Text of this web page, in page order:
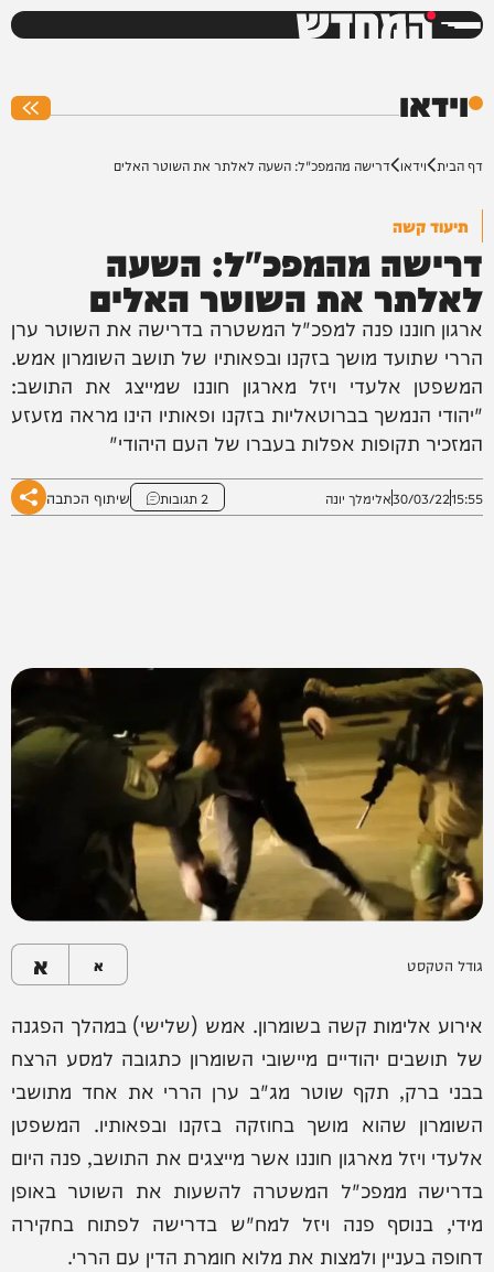
המחדש
וידאו
דף הבית וידאו דרישה מהמפכ"ל: השעה לאלתר את השוטר האלים
תיעוד קשה
דרישה מהמפכ"ל: השעה
לאלתר את השוטר האלים
ארגון חוננו פנה למפכ"ל המשטרה בדרישה את השוטר ערן
הררי שתועד מושך בזקנו ובפאותיו של תושב השומרון אמש.
המשפטן אלעדי ויזל מארגון חוננו שמייצג את התושב:
"יהודי הנמשך בברוטאליות בזקנו ופאותיו הינו מראה מזעזע
המזכיר תקופות אפלות בעברו של העם היהודי"
15:55
30/03/22אלימלך יונה 2 תגובות שיתוף הכתבה
גודל הטקסט א א
אירוע אלימות קשה בשומרון. אמש (שלישי) במהלך הפגנה
של תושבים יהודיים מיישובי השומרון כתגובה למסע הרצח
בבני ברק, תקף שוטר מג"ב ערן הררי את אחד מתושבי
השומרון שהוא מושך בחוזקה בזקנו ובפאותיו. המשפטן
אלעדי ויזל מארגון חוננו אשר מייצגים את התושב, פנה היום
בדרישה ממפכ"ל המשטרה להשעות את השוטר באופן
מידי, בנוסף פנה ויזל למח"ש בדרישה לפתוח בחקירה
דחופה בעניין ולמצות את מלוא חומרת הדין עם הררי.